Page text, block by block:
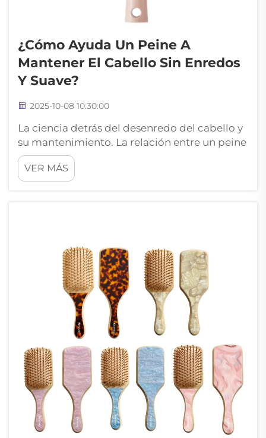
¿Cómo Ayuda Un Peine A
Mantener El Cabello Sin Enredos
Y Suave?
2025-10-08 10:30:00
La ciencia detrás del desenredo del cabello y
su mantenimiento. La relación entre un peine
y el cabello sano va mucho más allá del
simple arreglo. Esta herramienta esencial ha
evolucionado durante miles de años, desde
VER MÁS